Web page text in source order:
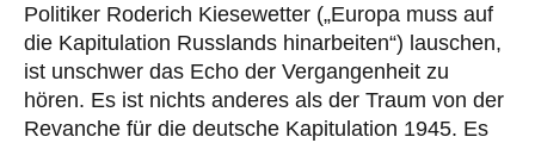
Politiker Roderich Kiesewetter („Europa muss auf
die Kapitulation Russlands hinarbeiten“) lauschen,
ist unschwer das Echo der Vergangenheit zu
hören. Es ist nichts anderes als der Traum von der
Revanche für die deutsche Kapitulation 1945. Es